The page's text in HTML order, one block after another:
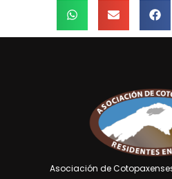
Asociación de